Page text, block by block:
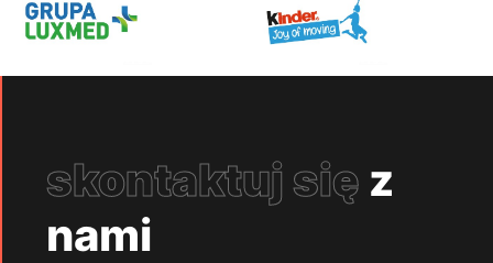
skontaktuj się z
nami